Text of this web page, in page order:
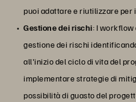
puoi adattare e riutilizzare per
Gestione dei rischi: I
gestione dei rischi
all'inizio del ciclo di vita del
implementare strategie di
possibilità di guasto del